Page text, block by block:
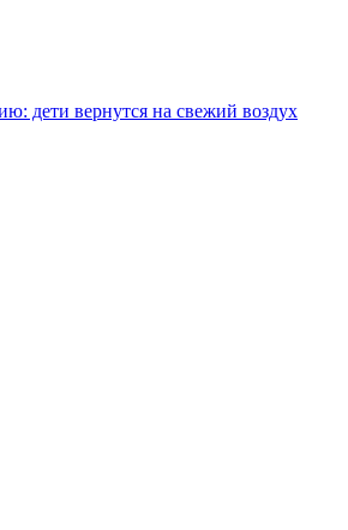
дети вернутся на свежий воздух